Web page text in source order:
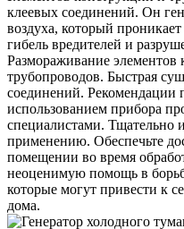
клеевых соединений. Он
воздуха, который
гибель вредителей и
Размораживание элементов
трубопроводов. Быстрая
соединений.
использованием прибора
специалистами. Тщательно
применению. Обеспечьте
помещении во время
неоценимую помощь в
которые могут привести к
дома.